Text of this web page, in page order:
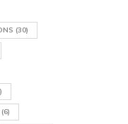
(30)
(6)